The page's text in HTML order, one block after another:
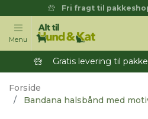
Fri fragt til
Menu
Gratis levering til
Forside
Bandana halsbånd med